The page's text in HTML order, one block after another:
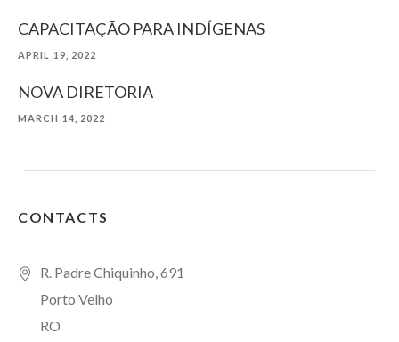
CAPACITAÇÃO PARA INDÍGENAS
APRIL 19, 2022
NOVA DIRETORIA
MARCH 14, 2022
CONTACTS
R. Padre Chiquinho, 691
Porto Velho
RO